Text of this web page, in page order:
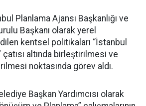
Planlama Ajansı Başkanlığı ve
Başkanı olarak yerel
kentsel politikaları “İstanbul
çatısı altında birleştirilmesi ve
noktasında görev aldı.
Başkan Yardımcısı olarak